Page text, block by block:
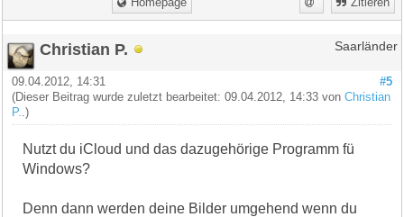
Christian P. Saarländer
#5
09.04.2012, 14:31
(Dieser Beitrag wurde zuletzt bearbeitet: 09.04.2012, 14:33 vonChristian
P. .)
Nutzt du iCloud und das dazugehörige Programm fü
Windows?
Denn dann werden deine Bilder umgehend wenn du